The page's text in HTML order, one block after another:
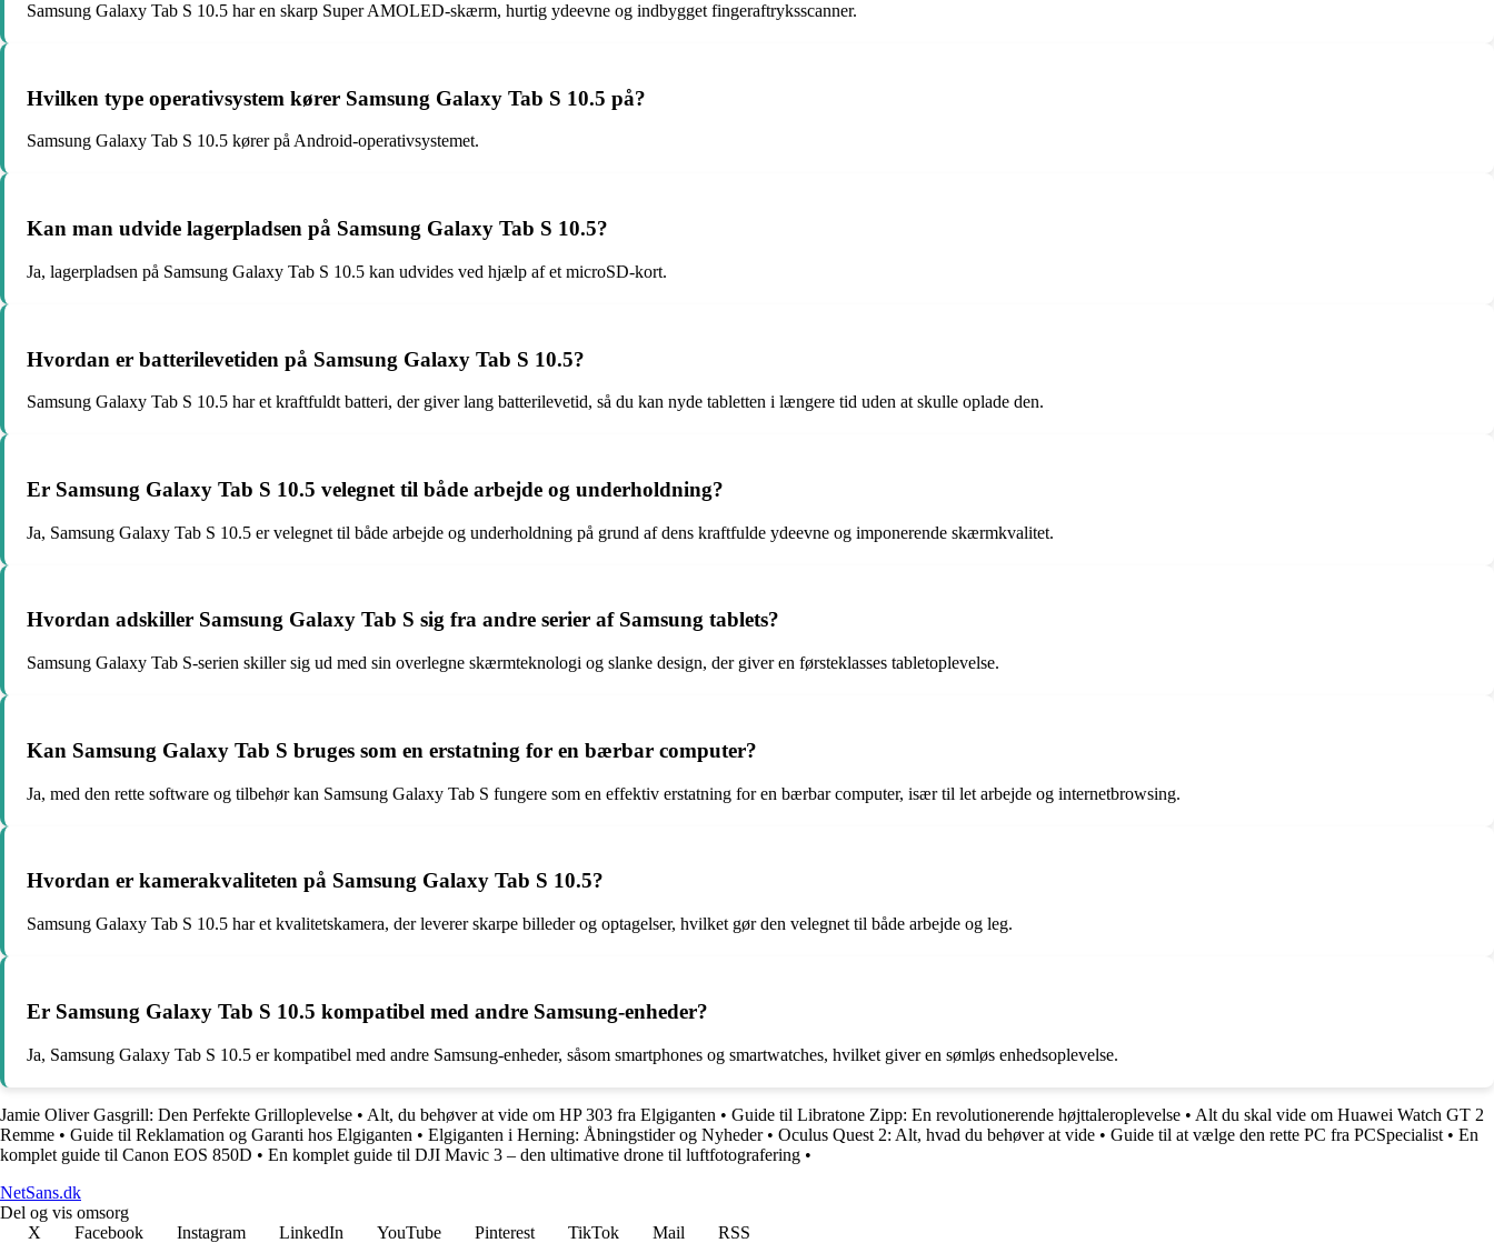
Samsung Galaxy Tab S 10.5 har en skarp Super AMOLED-skærm, hurtig ydeevne og indbygget fingeraftryksscanner.
Hvilken type operativsystem kører Samsung Galaxy Tab S 10.5 på?
Samsung Galaxy Tab S 10.5 kører på Android-operativsystemet.
Kan man udvide lagerpladsen på Samsung Galaxy Tab S 10.5?
Ja, lagerpladsen på Samsung Galaxy Tab S 10.5 kan udvides ved hjælp af et microSD-kort.
Hvordan er batterilevetiden på Samsung Galaxy Tab S 10.5?
Samsung Galaxy Tab S 10.5 har et kraftfuldt batteri, der giver lang batterilevetid, så du kan nyde tabletten i længere tid uden at skulle oplade den.
Er Samsung Galaxy Tab S 10.5 velegnet til både arbejde og underholdning?
Ja, Samsung Galaxy Tab S 10.5 er velegnet til både arbejde og underholdning på grund af dens kraftfulde ydeevne og imponerende skærmkvalitet.
Hvordan adskiller Samsung Galaxy Tab S sig fra andre serier af Samsung tablets?
Samsung Galaxy Tab S-serien skiller sig ud med sin overlegne skærmteknologi og slanke design, der giver en førsteklasses tabletoplevelse.
Kan Samsung Galaxy Tab S bruges som en erstatning for en bærbar computer?
Ja, med den rette software og tilbehør kan Samsung Galaxy Tab S fungere som en effektiv erstatning for en bærbar computer, især til let arbejde og internetbrowsing.
Hvordan er kamerakvaliteten på Samsung Galaxy Tab S 10.5?
Samsung Galaxy Tab S 10.5 har et kvalitetskamera, der leverer skarpe billeder og optagelser, hvilket gør den velegnet til både arbejde og leg.
Er Samsung Galaxy Tab S 10.5 kompatibel med andre Samsung-enheder?
Ja, Samsung Galaxy Tab S 10.5 er kompatibel med andre Samsung-enheder, såsom smartphones og smartwatches, hvilket giver en sømløs enhedsoplevelse.
Jamie Oliver Gasgrill: Den Perfekte Grilloplevelse • Alt, du behøver at vide om HP 303 fra Elgiganten • Guide til Libratone Zipp: En revolutionerende højttaleroplevelse • Alt du skal vide om Huawei Watch GT 2
Remme • Guide til Reklamation og Garanti hos Elgiganten • Elgiganten i Herning: Åbningstider og Nyheder• Oculus Quest 2: Alt, hvad du behøver at vide • Guide til at vælge den rette PC fra PCSpecialist • En
komplet guide til Canon EOS 850D • En komplet guide til DJI Mavic 3 – den ultimative drone til luftfotografering •
NetSans.dk
Del og vis omsorg
X
Facebook Instagram LinkedIn YouTube Pinterest TikTok Mail
RSS